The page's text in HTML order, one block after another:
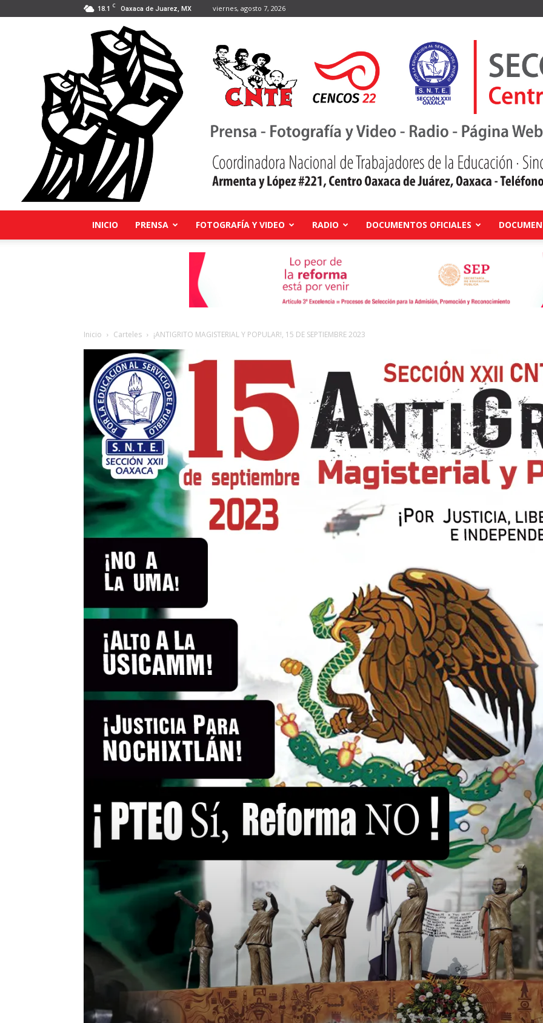
18.1 C Oaxaca de Juarez, MX viernes, agosto 7, 2026
Comunicación
Social
la
Sección
INICIO PRENSA FOTOGRAFÍA Y VIDEO RADIO DOCUMENTOS OFICIALES
Inicio Carteles ¡ANTIGRITO MAGISTERIAL Y POPULAR!, 15 DE SEPTIEMBRE 2023